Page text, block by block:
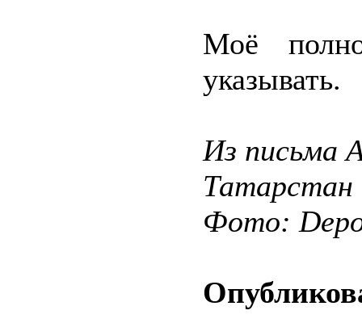
Моё
указывать.
Из письма
Татарстан
Фото: